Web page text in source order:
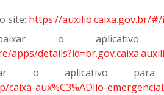
site: https://auxilio.caixa.gov.br/
o aplicativo
apps/
o aplicativo para
aux%C3%ADlio-